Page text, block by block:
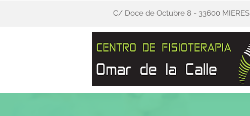
C/ Doce de Octubre 8 - 33600 MIERES